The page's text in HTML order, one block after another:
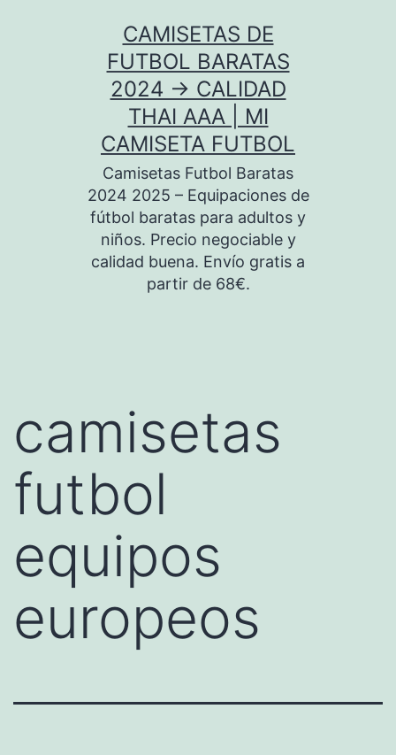
CAMISETAS DE
FUTBOL BARATAS
2024 → CALIDAD
THAI AAA | MI
CAMISETA FUTBOL
Camisetas Futbol Baratas
2024 2025 – Equipaciones de
fútbol baratas para adultos y
niños. Precio negociable y
calidad buena. Envío gratis a
partir de 68€.
camisetas
futbol
equipos
europeos